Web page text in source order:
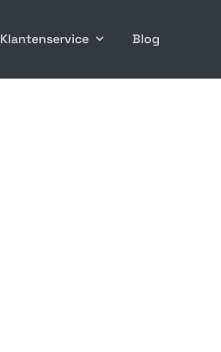
Klantenservice Blog